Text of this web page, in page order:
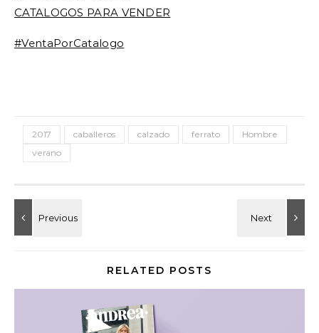
CATALOGOS PARA VENDER
#VentaPorCatalogo
2017 caballeros calzado ferrato
Hombre
verano
RELATED POSTS